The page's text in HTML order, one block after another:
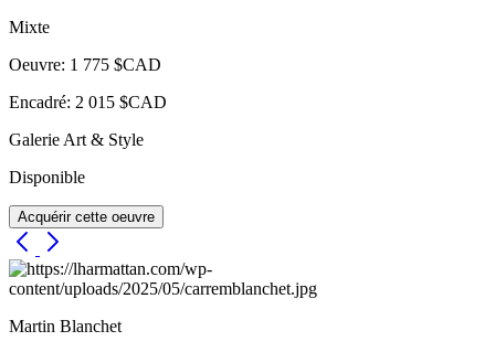
Mixte
Oeuvre: 1 775 $CAD
Encadré: 2 015 $CAD
Galerie Art & Style
Disponible
Acquérir cette oeuvre
Martin Blanchet